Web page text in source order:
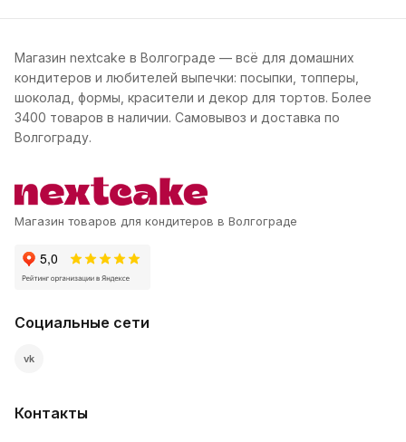
Магазин nextcake в Волгограде — всё для домашних
кондитеров и любителей выпечки: посыпки, топперы,
шоколад, формы, красители и декор для тортов. Более
3400 товаров в наличии. Самовывоз и доставка по
Волгограду.
Магазин товаров для кондитеров в Волгограде
Социальные сети
vk
Контакты